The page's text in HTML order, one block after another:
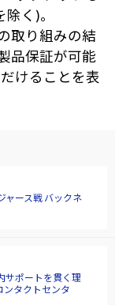
く)。
取り組みの結
品保証が可能
けることを表
ャース戦 バックネ
サポートを貫く理
タクトセンタ